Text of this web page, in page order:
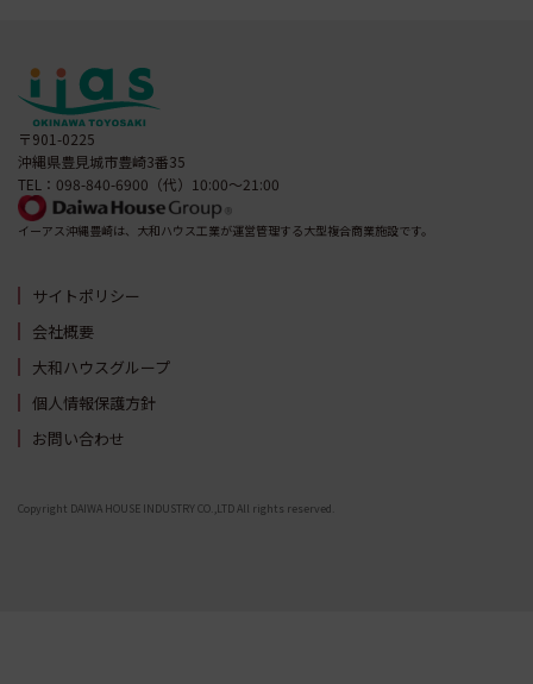
〒901-0225
沖縄県豊見城市豊崎3番35
TEL：098-840-6900（代）10:00～21:00
イーアス沖縄豊崎は、大和ハウス工業が運営管理する大型複合商業施設です。
サイトポリシー
会社概要
大和ハウスグループ
個人情報保護方針
お問い合わせ
Copyright DAIWA HOUSE INDUSTRY CO.,LTD All rights reserved.